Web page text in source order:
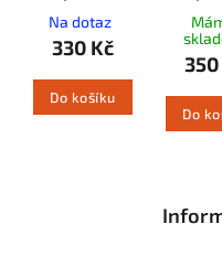
Na dotaz
330 Kč
Do košíku
Do